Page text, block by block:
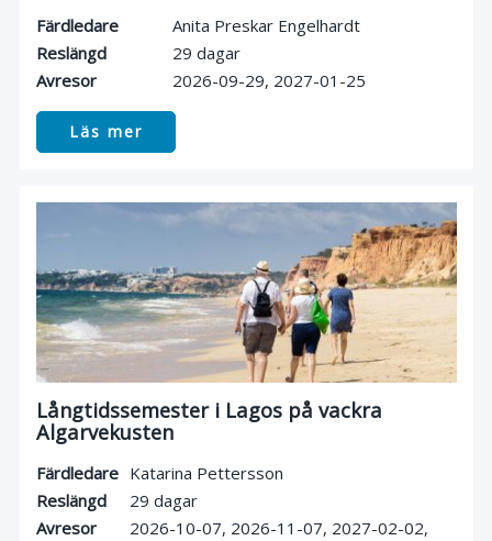
Färdledare
Anita Preskar Engelhardt
Reslängd
29 dagar
Avresor
2026-09-29 2027-01-25
Läs mer
Långtidssemester i Lagos på vackra
Algarvekusten
Färdledare Katarina Pettersson
Reslängd
29 dagar
Avresor
2026-10-07 2026-11-07 2027-02-02